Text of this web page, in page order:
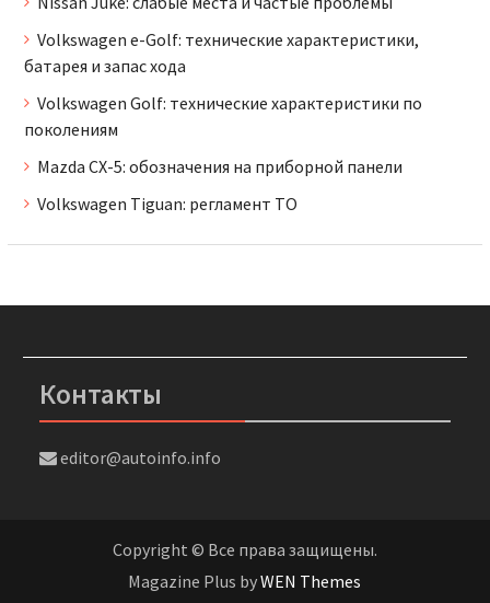
Volkswagen e-Golf: технические характеристики,
батарея и запас хода
Volkswagen Golf: технические характеристики по
поколениям
Mazda CX-5: обозначения на приборной панели
Volkswagen Tiguan: регламент ТО
Контакты
editor@autoinfo.info
Copyright © Все права защищены.
Magazine Plus byWEN Themes